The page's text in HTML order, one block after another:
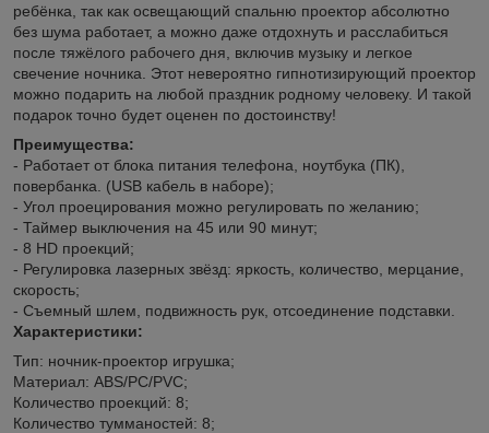
ребёнка, так как освещающий спальню проектор абсолютно
без шума работает, а можно даже отдохнуть и расслабиться
после тяжёлого рабочего дня, включив музыку и легкое
свечение ночника. Этот невероятно гипнотизирующий проектор
можно подарить на любой праздник родному человеку. И такой
подарок точно будет оценен по достоинству!
Преимущества:
- Работает от блока питания телефона, ноутбука (ПК),
повербанка. (USB кабель в наборе);
- Угол проецирования можно регулировать по желанию;
- Таймер выключения на 45 или 90 минут;
- 8 HD проекций;
- Регулировка лазерных звёзд: яркость, количество, мерцание,
скорость;
- Съемный шлем, подвижность рук, отсоединение подставки.
Характеристики:
Тип: ночник-проектор игрушка;
Материал: ABS/PC/PVC;
Количество проекций: 8;
Количество тумманостей: 8;